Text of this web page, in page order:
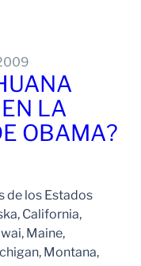
LA
OBAMA?
de los Estados
California,
Maine,
Montana,